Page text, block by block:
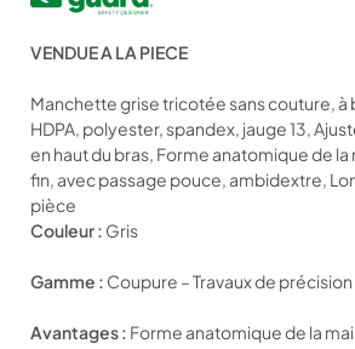
VENDUE A LA PIECE
Manchette grise tricotée sans couture, à
HDPA, polyester, spandex, jauge 13,
en haut du bras, Forme anatomique de
fin, avec passage pouce, ambidextre,
pièce
Couleur : Gris
Gamme : Coupure – Travaux de précision
Avantages : Forme anatomique de la